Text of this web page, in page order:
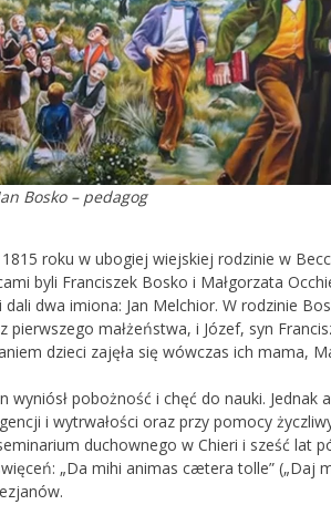
Bosko – pedagog
roku w ubogiej wiejskiej rodzinie w
byli Franciszek Bosko i Małgorzata
dwa imiona: Jan Melchior. W rodzinie
pierwszego małżeństwa, i Józef, syn
dzieci zajęła się wówczas ich mama,
wyniósł pobożność i chęć do nauki. Jednak
i wytrwałości oraz przy pomocy
duchownego w Chieri i sześć lat
„Da mihi animas cætera tolle” („Daj